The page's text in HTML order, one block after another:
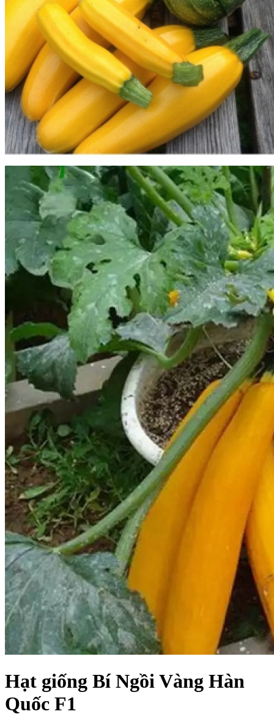
Hạt giống Bí Ngồi Vàng Hàn
Quốc F1